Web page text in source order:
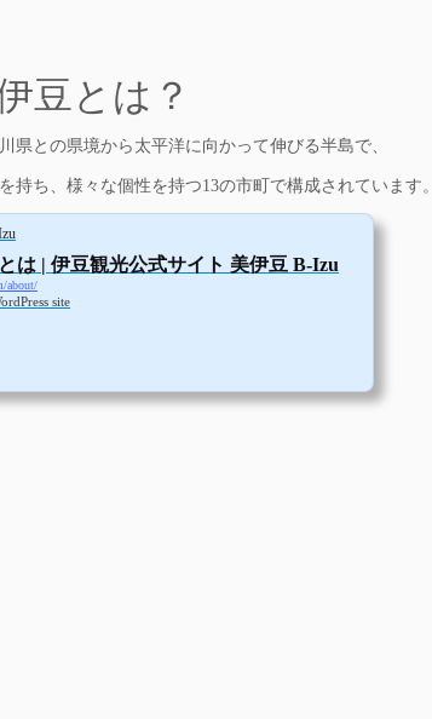
とは？
県との県境から太平洋に向かって伸びる半島で、
持ち、様々な個性を持つ13の市町で構成されています。
は | 伊豆観光公式サイト 美伊豆 B-Izu
about/
site